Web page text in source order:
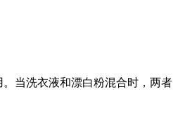
当洗衣液和漂白粉混合时，两者